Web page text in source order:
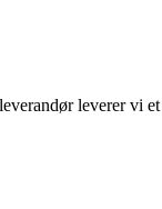
leverer vi